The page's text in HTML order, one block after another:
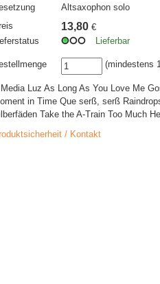
Altsaxophon solo
13,80 €
Lieferbar
(mindestens
Luz As Long As You Love Me
in Time Que serß, serß
Take the A-Train Too Much
/ Kontakt